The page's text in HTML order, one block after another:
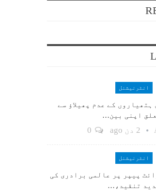
انٹرنیشنل
کے عدم پھیلاؤ سے
اپنی بین…
2 دن ago
انٹرنیشنل
پیپر پر عالمی برادری کی
تنقید،…